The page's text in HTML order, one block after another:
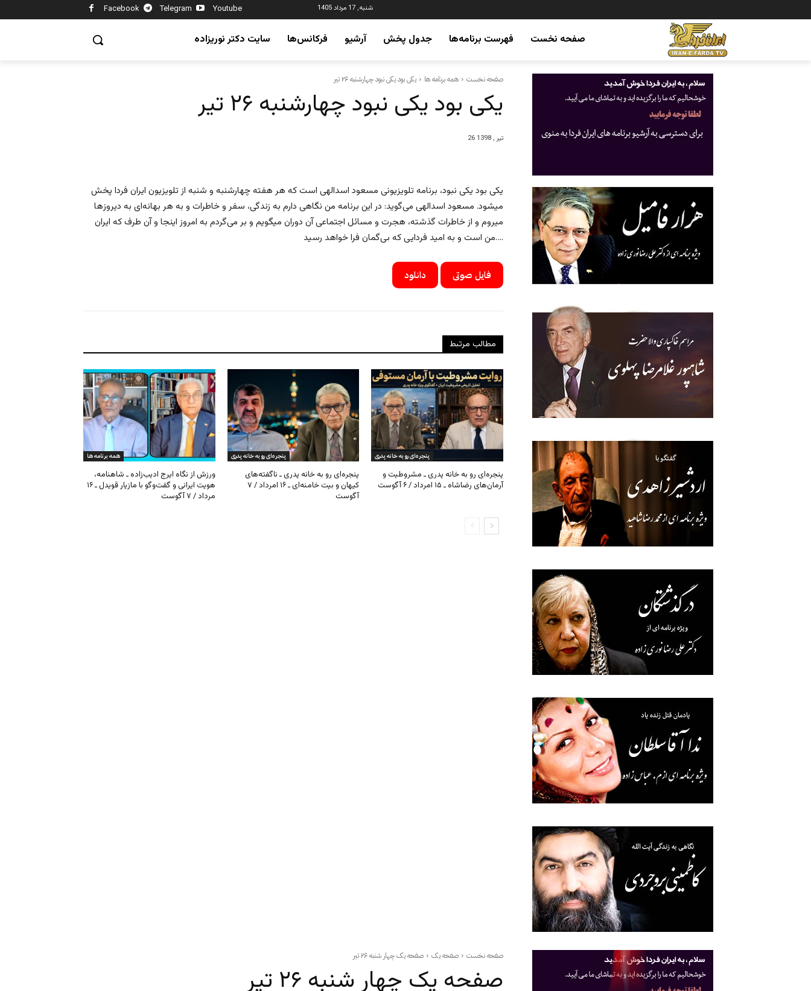
Facebook Telegram Youtube شنبه, 17 مرداد 1405
صفحه نخست فهرست برنامه‌ها جدول پخش آرشیو فرکانس‌ها سایت دکتر نوریزاده
صفحه نخست همه برنامه ها یکی بود یکی نبود چهارشنبه ۲۶ تیر
یکی بود یکی نبود چهارشنبه ۲۶ تیر
26 تیر , 1398
یکی‌ بود یکی‌ نبود، برنامه تلویزیونی مسعود اسدالهی است که هر هفته چهارشنبه‌ و شنبه‌ از تلویزیون ایران فردا پخش
میشود. مسعود اسدالهی می‌گوید: در این برنامه من نگاهی‌ دارم به زندگی‌، سفر و خاطرات و به هر بهانه‌ا‌ی به دیروز‌ها
میروم و از خاطرات گذشته، هجرت و مسائل اجتماعی آن دوران میگویم و بر می‌گردم به امروز اینجا و آن طرف که ایران
من است و به امید فردایی که بی‌گمان فرا خواهد رسید….
دانلود فایل صوتی
مطالب مرتبط
همه برنامه ها
ورزش از نگاه ایرج ادیب‌زاده ـ شاهنامه،
هویت ایرانی و گفت‌وگو با مازیار قویدل ـ ۱۶
مرداد / ۷ آگوست
پنجره‌ای رو به خانه پدری
پنجره‌ای رو به خانه پدری ـ ناگفته‌های
کیهان و بیت خامنه‌ای ـ ۱۶ امرداد / ۷
آگوست
پنجره‌ای رو به خانه پدری
پنجره‌ای رو به خانه پدری ـ مشروطیت و
آرمان‌های رضاشاه ـ ۱۵ امرداد / ۶ آگوست